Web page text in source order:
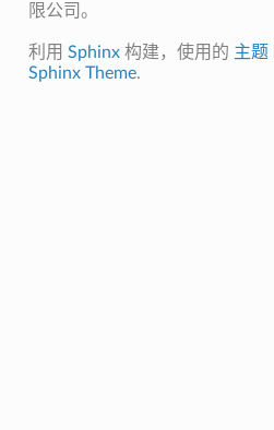
限公司。
利用 Sphinx构建，使用的 主题
Sphinx Theme.